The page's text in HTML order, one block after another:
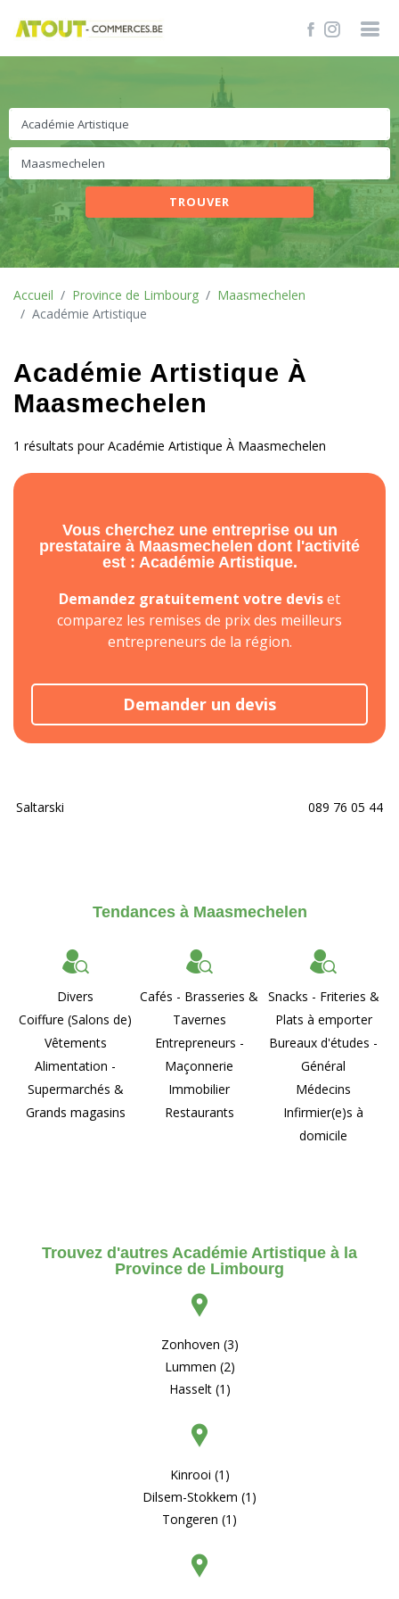
TROUVER
Accueil Province de Limbourg
Maasmechelen
Académie Artistique
Académie Artistique À
Maasmechelen
1 résultats pour Académie Artistique À Maasmechelen
Vous cherchez une entreprise ou un
prestataire à Maasmechelen dont l'activité
est : Académie Artistique.
Demandez gratuitement votre deviset
comparez les remises de prix des meilleurs
entrepreneurs de la région.
Demander un devis
Saltarski 089 76 05 44
Tendances à Maasmechelen
Divers
Coiffure (Salons de)
Vêtements
Alimentation -
Supermarchés &
Grands magasins
Cafés - Brasseries &
Tavernes
Entrepreneurs -
Maçonnerie
Immobilier
Restaurants
Snacks - Friteries &
Plats à emporter
Bureaux d'études -
Général
Médecins
Infirmier(e)s à
domicile
Trouvez d'autres Académie Artistique à la
Province de Limbourg
Zonhoven (3)
Lummen (2)
Hasselt (1)
Kinrooi (1)
Dilsem-Stokkem (1)
Tongeren (1)